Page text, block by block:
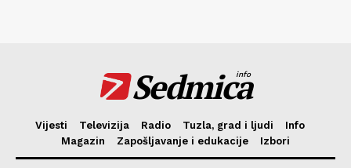
Sedmica
info
Vijesti Televizija Radio Tuzla, grad i ljudi
Info
Magazin
Zapošljavanje i edukacije Izbori